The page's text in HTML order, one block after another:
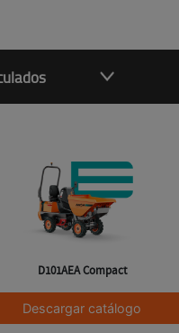
D101AEA Compact
Descargar catálogo